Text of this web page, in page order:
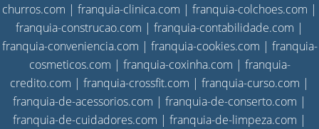
churros.com | franquia-clinica.com | franquia-colchoes.com |
franquia-construcao.com | franquia-contabilidade.com |
franquia-conveniencia.com | franquia-cookies.com | franquia-
cosmeticos.com | franquia-coxinha.com | franquia-
credito.com | franquia-crossfit.com | franquia-curso.com |
franquia-de-acessorios.com | franquia-de-conserto.com |
franquia-de-cuidadores.com | franquia-de-limpeza.com |